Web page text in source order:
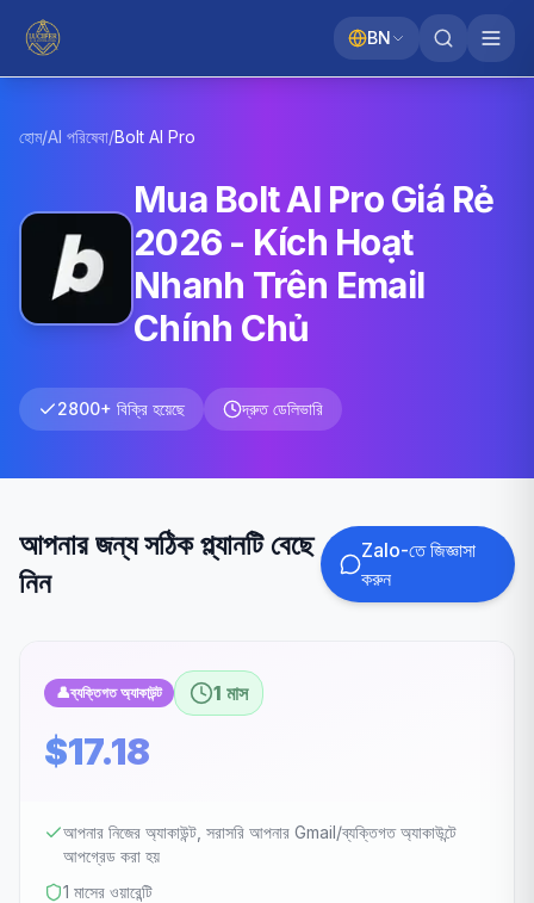
BN
হোম/AI পরিষেবা/Bolt AI Pro
Mua Bolt AI Pro Giá Rẻ
2026 - Kích Hoạt
Nhanh Trên Email
Chính Chủ
2800+ বিক্রি হয়েছে দ্রুত ডেলিভারি
আপনার জন্য সঠিক প্ল্যানটি বেছে
নিন
Zalo-তে জিজ্ঞাসা
করুন
👤ব্যক্তিগত অ্যাকাউন্ট 1 মাস
$17.18
আপনার নিজের অ্যাকাউন্ট, সরাসরি আপনার Gmail/ব্যক্তিগত অ্যাকাউন্টে
আপগ্রেড করা হয়
1 মাসের ওয়ারেন্টি